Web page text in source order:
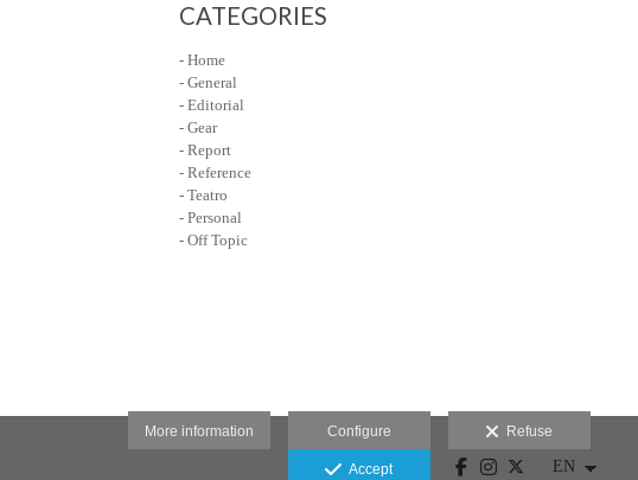
CATEGORIES
- Home
- General
- Editorial
- Gear
- Report
- Reference
- Teatro
- Personal
- Off Topic
More information Configure Refuse
Accept